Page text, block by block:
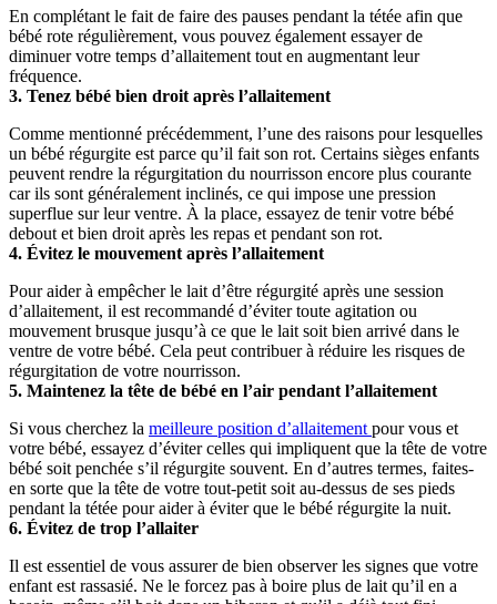
En complétant le fait de faire des pauses pendant la tétée afin que
bébé rote régulièrement, vous pouvez également essayer de
diminuer votre temps d’allaitement tout en augmentant leur
fréquence.
3. Tenez bébé bien droit après l’allaitement
Comme mentionné précédemment, l’une des raisons pour lesquelles
un bébé régurgite est parce qu’il fait son rot. Certains sièges enfants
peuvent rendre la régurgitation du nourrisson encore plus courante
car ils sont généralement inclinés, ce qui impose une pression
superflue sur leur ventre. À la place, essayez de tenir votre bébé
debout et bien droit après les repas et pendant son rot.
4. Évitez le mouvement après l’allaitement
Pour aider à empêcher le lait d’être régurgité après une session
d’allaitement, il est recommandé d’éviter toute agitation ou
mouvement brusque jusqu’à ce que le lait soit bien arrivé dans le
ventre de votre bébé. Cela peut contribuer à réduire les risques de
régurgitation de votre nourrisson.
5. Maintenez la tête de bébé en l’air pendant l’allaitement
Si vous cherchez la meilleure position d’allaitement pour vous et
votre bébé, essayez d’éviter celles qui impliquent que la tête de votre
bébé soit penchée s’il régurgite souvent. En d’autres termes, faites-
en sorte que la tête de votre tout-petit soit au-dessus de ses pieds
pendant la tétée pour aider à éviter que le bébé régurgite la nuit.
6. Évitez de trop l’allaiter
Il est essentiel de vous assurer de bien observer les signes que votre
enfant est rassasié. Ne le forcez pas à boire plus de lait qu’il en a